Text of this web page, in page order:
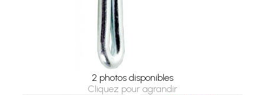
2 photos disponibles
Cliquez pour agrandir